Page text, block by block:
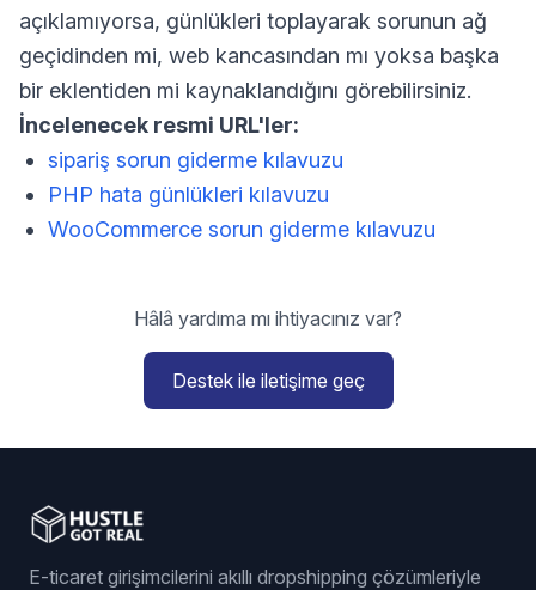
açıklamıyorsa, günlükleri toplayarak sorunun ağ
geçidinden mi, web kancasından mı yoksa başka
bir eklentiden mi kaynaklandığını görebilirsiniz.
İncelenecek resmi URL'ler:
sipariş sorun giderme kılavuzu
PHP hata günlükleri kılavuzu
WooCommerce sorun giderme kılavuzu
Hâlâ yardıma mı ihtiyacınız var?
Destek ile iletişime geç
E-ticaret girişimcilerini akıllı dropshipping çözümleriyle